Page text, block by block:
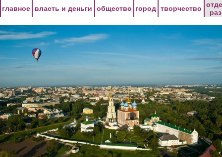
главное власть и деньги общество город творчество